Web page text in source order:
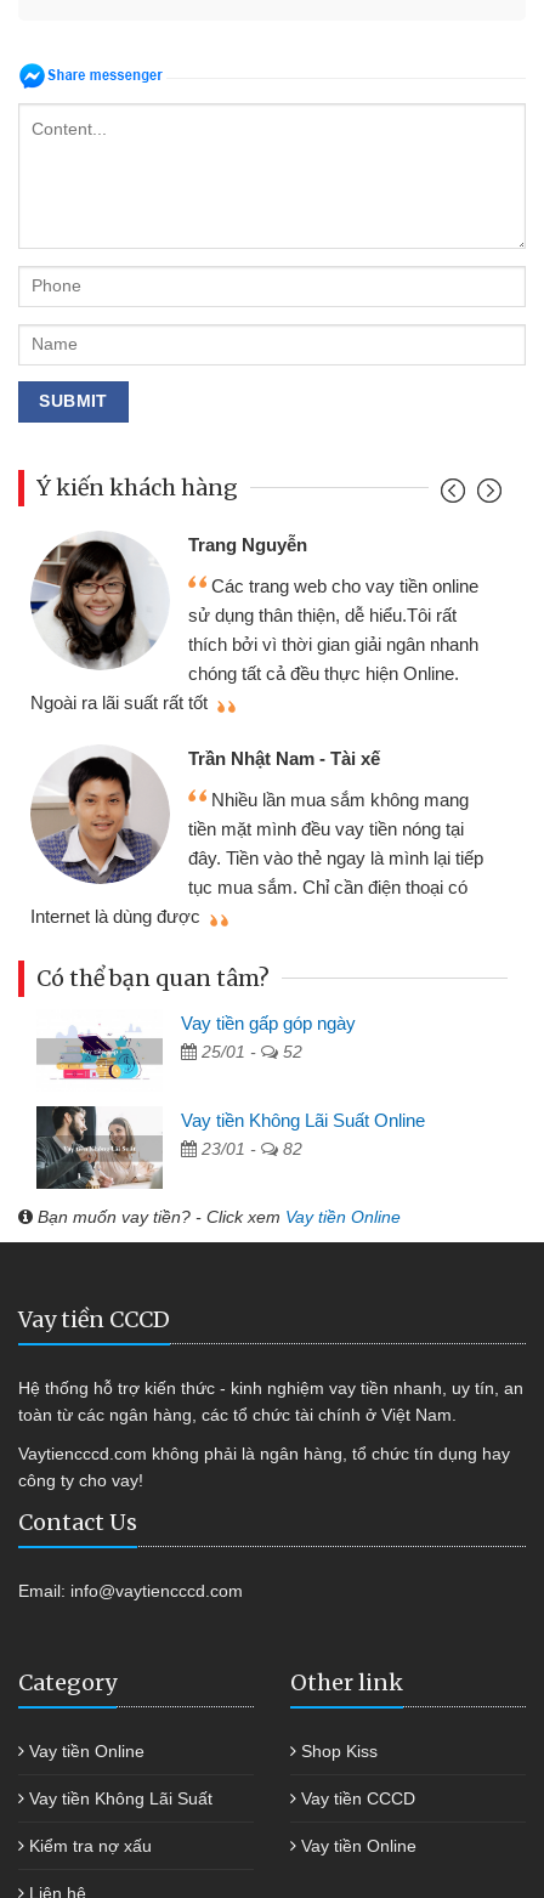
Ý kiến khách hàng
Trang Nguyễn
Các trang web cho vay tiền online
sử dụng thân thiện, dễ hiểu.Tôi rất
thích bởi vì thời gian giải ngân nhanh
chóng tất cả đều thực hiện Online.
Ngoài ra lãi suất rất tốt
Trần Nhật Nam - Tài xế
Nhiều lần mua sắm không mang
tiền mặt mình đều vay tiền nóng tại
đây. Tiền vào thẻ ngay là mình lại tiếp
tục mua sắm. Chỉ cần điện thoại có
Internet là dùng được
Có thể bạn quan tâm?
Vay tiền gấp góp ngày
25/01 - 52
Vay tiền Không Lãi Suất Online
23/01 - 82
Bạn muốn vay tiền? - Click xem Vay tiền Online
Vay tiền CCCD
Hệ thống hỗ trợ kiến thức - kinh nghiệm vay tiền nhanh, uy tín, an
toàn từ các ngân hàng, các tổ chức tài chính ở Việt Nam.
Vaytiencccd.com không phải là ngân hàng, tổ chức tín dụng hay
công ty cho vay!
Contact Us
Email: info@vaytiencccd.com
Category
Vay tiền Online
Vay tiền Không Lãi Suất
Kiểm tra nợ xấu
Liên hệ
Other link
Shop Kiss
Vay tiền CCCD
Vay tiền Online